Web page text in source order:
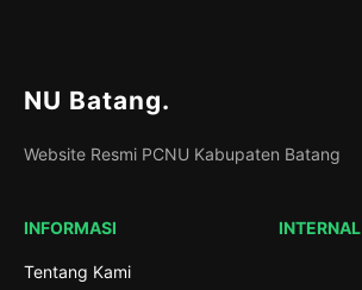
NU Batang.
Website Resmi PCNU Kabupaten Batang
INFORMASI
Tentang Kami
INTERNAL